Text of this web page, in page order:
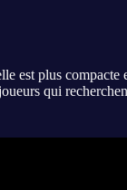
est plus compacte
qui